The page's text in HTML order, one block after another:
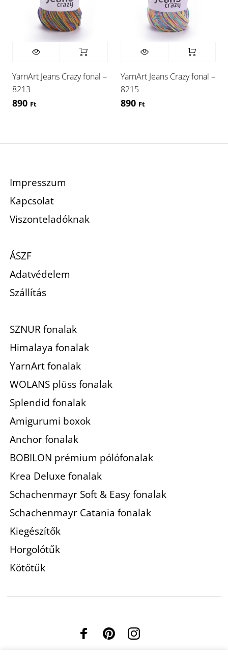
YarnArt Jeans Crazy fonal –
8213
890 Ft
YarnArt Jeans Crazy fonal –
8215
890 Ft
Impresszum
Kapcsolat
Viszonteladóknak
ÁSZF
Adatvédelem
Szállítás
SZNUR fonalak
Himalaya fonalak
YarnArt fonalak
WOLANS plüss fonalak
Splendid fonalak
Amigurumi boxok
Anchor fonalak
BOBILON prémium pólófonalak
Krea Deluxe fonalak
Schachenmayr Soft & Easy fonalak
Schachenmayr Catania fonalak
Kiegészítők
Horgolótűk
Kötőtűk